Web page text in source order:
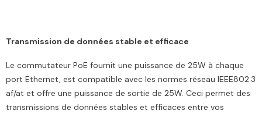
Transmission de données stable et efficace
Le commutateur PoE fournit une puissance de 25W à chaque
port Ethernet, est compatible avec les normes réseau IEEE802.3
af/at et offre une puissance de sortie de 25W. Ceci permet des
transmissions de données stables et efficaces entre vos